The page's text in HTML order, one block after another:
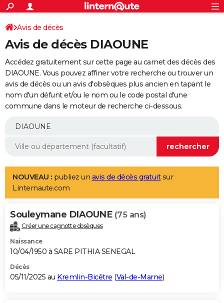
ACTUALITÉS
Politique
Société
Faits Divers
Education
Monde
Villes
+
SPORT
Coupe du monde 2026
Football
Tennis
Cyclisme
Rugby
Forum
Programme TV
TNT
Streaming
Cinéma
Sorties cinéma
Musique
+
FINANCE
Retraite
Epargne
Immobilier
Risques naturels par ville
Banque
Assurance
AUTO
Essais
Réserver un essai
Citadines
Berlines
SUV
Forum auto
+
Mobiles
Meilleur smartphone
Internet
Ordinateurs
Jeux vidéo
Guide high-tech
Aménagement intérieur
LIFESTYLE
Art de vivre
Bien-être
Loisirs
Mode
Modes de vie
Alimentation
Guide de la santé
Maladies
Médicaments
Sommeil
VOYAGE
Destinations
City break
Voyage nature
Voyage de noces
Forum
Climat
+PHOTO
GUIDES D'ACHAT
BONS PLANS
Avis de décès
Avis de décès DIAOUNE
Accédez gratuitement sur cette page au carnet des décès des
DIAOUNE. Vous pouvez affiner votre recherche ou trouver un
avis de décès ou un avis d'obsèques plus ancien en tapant le
nom d'un défunt et/ou le nom ou le code postal d'une
commune dans le moteur de recherche ci-dessous.
NOUVEAU : publiez un avis de décès gratuitsur
Linternaute.com
Souleymane DIAOUNE (75 ans)
Créer une cagnotte obsèques
Naissance
10/04/1950 à SARE PITHIA SENEGAL
Décès
05/11/2025 au Kremlin-Bicêtre (Val-de-Marne)